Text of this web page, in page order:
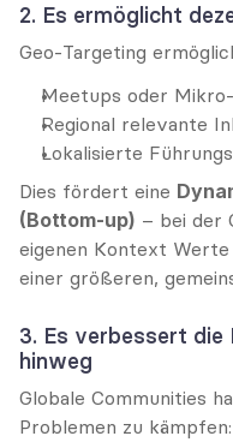
2. Es ermöglicht
Geo-Targeting
Meetups oder
Regional relevante
Lokalisierte
Dies fördert eine
(Bottom-up) – bei der
eigenen Kontext
einer größeren,
3. Es verbessert die
hinweg
Globale Communities
Problemen zu kämpfen: